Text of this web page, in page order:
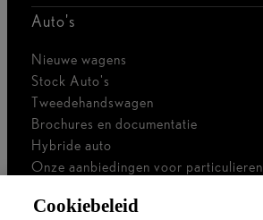
Auto's
Nieuwe wagens
Stock Auto's
Tweedehandswagen
Brochures en documentatie
Hybride auto
Onze aanbiedingen voor particulieren
Bedrijfswagen
Cookiebeleid